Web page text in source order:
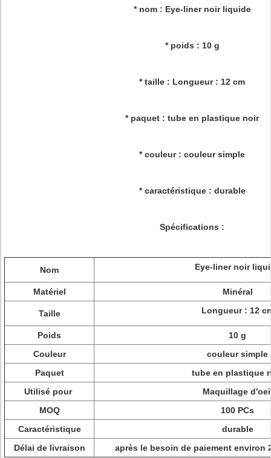
* nom : Eye-liner noir liquide
* poids : 10 g
* taille : Longueur : 12 cm
* paquet : tube en plastique noir
* couleur : couleur simple
* caractéristique : durable
Spécifications :
Nom Eye-liner noir
Matériel Minéral
Taille Longueur : 12
Poids
10 g
Couleur
couleur simple
Paquet
tube en plastique
Utilisé pour
Maquillage
MOQ
100 PCs
Caractéristique
durable
Délai de livraison
après le besoin de paiement environ